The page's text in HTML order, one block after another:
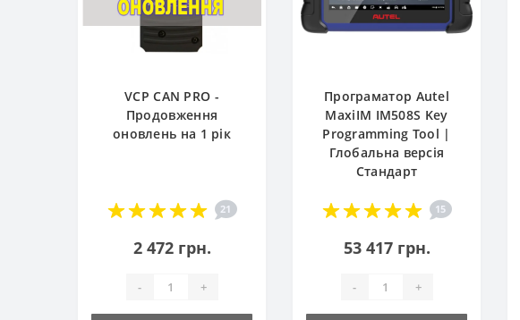
VCP CAN PRO -
Продовження
оновлень на 1 рік
21
2 472 грн.
- +
Програматор Autel
MaxiIM IM508S Key
Programming Tool |
Глобальна версія
Стандарт
15
53 417 грн.
- +